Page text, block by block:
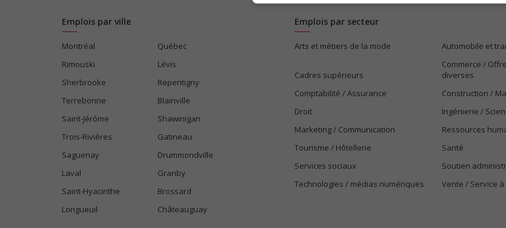
Emplois par ville
Montréal
Québec
Rimouski
Lévis
Sherbrooke
Repentigny
Terrebonne
Blainville
Saint-Jérôme
Shawinigan
Trois-Rivières
Gatineau
Saguenay
Drummondville
Laval
Granby
Saint-Hyacinthe
Brossard
Longueuil
Châteauguay
Emplois par secteur
Arts et métiers de la mode Automobile et
Cadres supérieurs
Commerce /
diverses
Comptabilité / Assurance
Construction /
Droit
Ingénierie /
Marketing / Communication
Ressources
Tourisme / Hôtellerie
Santé
Services sociaux
Soutien
Technologies / médias numériques
Vente / Service